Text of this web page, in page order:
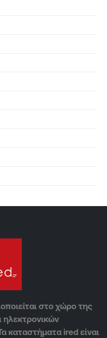
στο χώρο της
ηλεκτρονικών
καταστήματα ired είναι